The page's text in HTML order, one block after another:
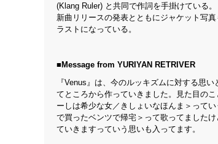
(Klang Ruler) と共同で作詞を手掛けている。
新曲リリースの発表とともにジャケット写
ラストになっている。
■Message from YURIYAN RETRIVER
『Venus』は、今のルッキズムに対する思
てところから作っていきました。見た目の
ーしは希少な女／きしょいなほんま＞って
で買ったベンツで帰宅＞って歌ってました
ていきますっていう思いも入ってます。